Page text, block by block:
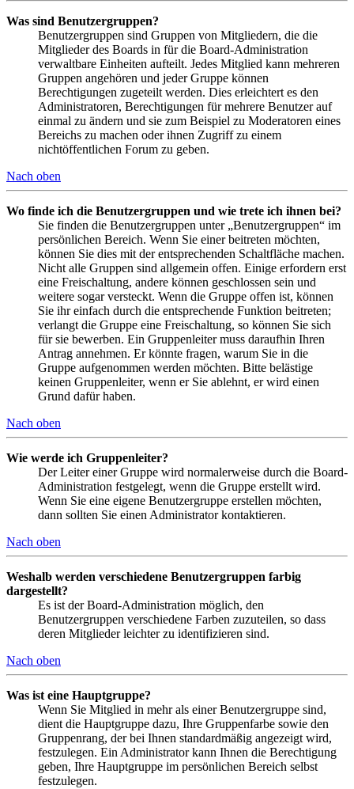
Was sind Benutzergruppen?
Benutzergruppen sind Gruppen von Mitgliedern, die die
Mitglieder des Boards in für die Board-Administration
verwaltbare Einheiten aufteilt. Jedes Mitglied kann mehreren
Gruppen angehören und jeder Gruppe können
Berechtigungen zugeteilt werden. Dies erleichtert es den
Administratoren, Berechtigungen für mehrere Benutzer auf
einmal zu ändern und sie zum Beispiel zu Moderatoren eines
Bereichs zu machen oder ihnen Zugriff zu einem
nichtöffentlichen Forum zu geben.
Nach oben
Wo finde ich die Benutzergruppen und wie trete ich ihnen bei?
Sie finden die Benutzergruppen unter „Benutzergruppen“ im
persönlichen Bereich. Wenn Sie einer beitreten möchten,
können Sie dies mit der entsprechenden Schaltfläche machen.
Nicht alle Gruppen sind allgemein offen. Einige erfordern erst
eine Freischaltung, andere können geschlossen sein und
weitere sogar versteckt. Wenn die Gruppe offen ist, können
Sie ihr einfach durch die entsprechende Funktion beitreten;
verlangt die Gruppe eine Freischaltung, so können Sie sich
für sie bewerben. Ein Gruppenleiter muss daraufhin Ihren
Antrag annehmen. Er könnte fragen, warum Sie in die
Gruppe aufgenommen werden möchten. Bitte belästige
keinen Gruppenleiter, wenn er Sie ablehnt, er wird einen
Grund dafür haben.
Nach oben
Wie werde ich Gruppenleiter?
Der Leiter einer Gruppe wird normalerweise durch die Board-
Administration festgelegt, wenn die Gruppe erstellt wird.
Wenn Sie eine eigene Benutzergruppe erstellen möchten,
dann sollten Sie einen Administrator kontaktieren.
Nach oben
Weshalb werden verschiedene Benutzergruppen farbig
dargestellt?
Es ist der Board-Administration möglich, den
Benutzergruppen verschiedene Farben zuzuteilen, so dass
deren Mitglieder leichter zu identifizieren sind.
Nach oben
Was ist eine Hauptgruppe?
Wenn Sie Mitglied in mehr als einer Benutzergruppe sind,
dient die Hauptgruppe dazu, Ihre Gruppenfarbe sowie den
Gruppenrang, der bei Ihnen standardmäßig angezeigt wird,
festzulegen. Ein Administrator kann Ihnen die Berechtigung
geben, Ihre Hauptgruppe im persönlichen Bereich selbst
festzulegen.